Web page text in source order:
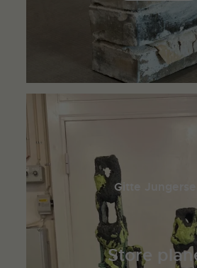
Gitte
Store